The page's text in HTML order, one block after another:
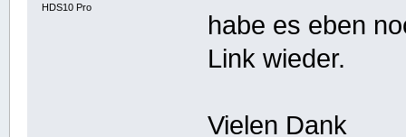
HDS10 Pro
habe es eben
Link wieder.
Vielen Dank